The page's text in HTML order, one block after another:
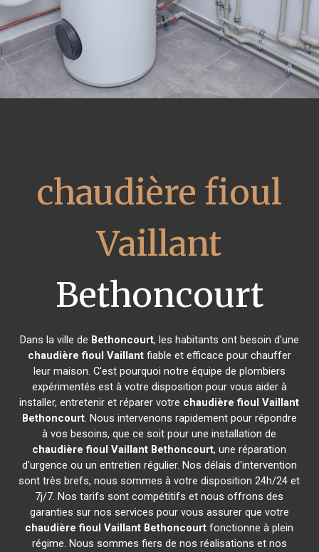
chaudière fioul
Vaillant
Bethoncourt
Dans la ville de Bethoncourt, les habitants ont besoin d'une
chaudière fioul Vaillantfiable et efficace pour chauffer
leur maison. C'est pourquoi notre équipe de plombiers
expérimentés est à votre disposition pour vous aider à
installer, entretenir et réparer votre chaudière fioul Vaillant
Bethoncourt. Nous intervenons rapidement pour répondre
à vos besoins, que ce soit pour une installation de
chaudière fioul Vaillant Bethoncourt, une réparation
d'urgence ou un entretien régulier. Nos délais d'intervention
sont très brefs, nous sommes à votre disposition 24h/24 et
7j/7. Nos tarifs sont compétitifs et nous offrons des
garanties sur nos services pour vous assurer que votre
chaudière fioul Vaillant Bethoncourt fonctionne à plein
régime. Nous sommes fiers de nos réalisations et nos